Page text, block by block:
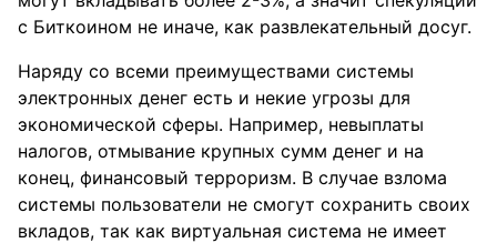
с Биткоином не иначе, как развлекательный досуг.
Наряду со всеми преимуществами системы
электронных денег есть и некие угрозы для
экономической сферы. Например, невыплаты
налогов, отмывание крупных сумм денег и на
конец, финансовый терроризм. В случае взлома
системы пользователи не смогут сохранить своих
вкладов, так как виртуальная система не имеет